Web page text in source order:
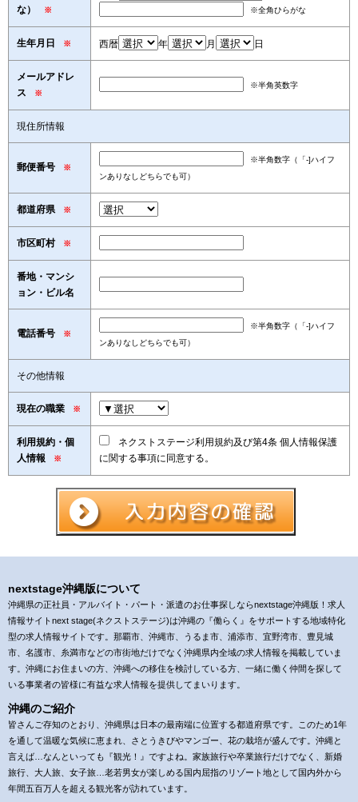
な）
※ ※全角ひらがな
生年月日 ※ 西暦 年 月 日
メールアドレ
ス
※
※半角英数字
現住所情報
郵便番号 ※
※半角数字（「-]ハイフ
ンありなしどちらでも可）
都道府県 ※
市区町村 ※
番地・マンシ
ョン・ビル名
電話番号 ※
※半角数字（「-]ハイフ
ンありなしどちらでも可）
その他情報
現在の職業 ※
利用規約・個
人情報
※
ネクストステージ利用規約及び第4条 個人情報保護
に関する事項に同意する。
nextstage沖縄版について
沖縄県の正社員・アルバイト・パート・派遣のお仕事探しならnextstage沖縄版！求人
情報サイトnext stage(ネクストステージ)は沖縄の『働らく』をサポートする地域特化
型の求人情報サイトです。那覇市、沖縄市、うるま市、浦添市、宜野湾市、豊見城
市、名護市、糸満市などの市街地だけでなく沖縄県内全域の求人情報を掲載していま
す。沖縄にお住まいの方、沖縄への移住を検討している方、一緒に働く仲間を探して
いる事業者の皆様に有益な求人情報を提供してまいります。
沖縄のご紹介
皆さんご存知のとおり、沖縄県は日本の最南端に位置する都道府県です。このため1年
を通して温暖な気候に恵まれ、さとうきびやマンゴー、花の栽培が盛んです。沖縄と
言えば…なんといっても『観光！』ですよね。家族旅行や卒業旅行だけでなく、新婚
旅行、大人旅、女子旅…老若男女が楽しめる国内屈指のリゾート地として国内外から
年間五百万人を超える観光客が訪れています。